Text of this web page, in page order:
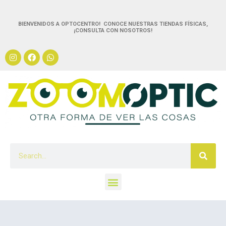
BIENVENIDOS A OPTOCENTRO! CONOCE NUESTRAS TIENDAS FÍSICAS,
¡CONSULTA CON NOSOTROS!